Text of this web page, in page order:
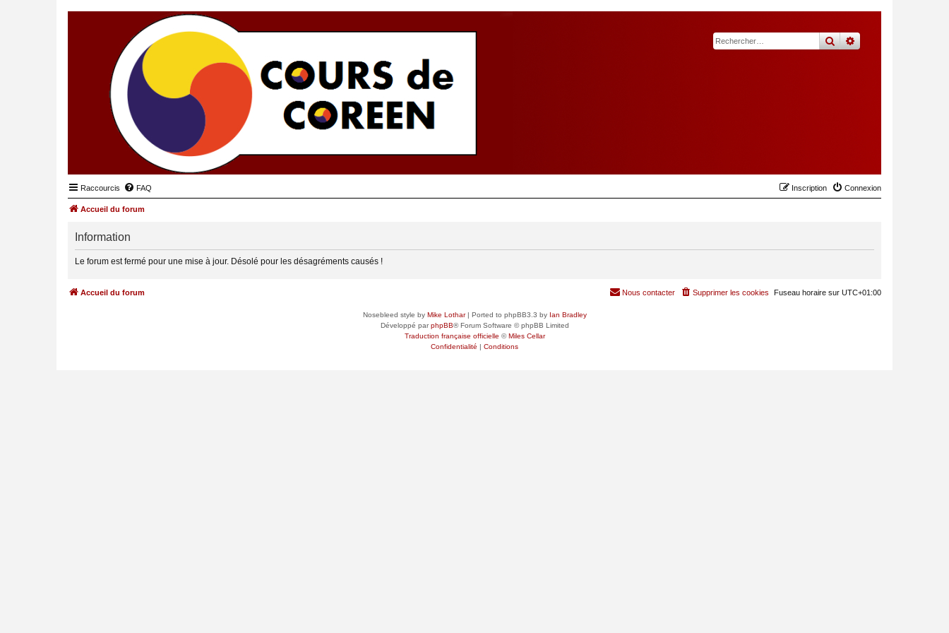
rechercher
recherche
Raccourcis FAQ Connexion
Inscription
Accueil du forum
Information
Le forum est fermé pour une mise à jour. Désolé pour les désagréments causés !
Accueil du forum Fuseau horaire sur UTC+01:00
Supprimer les cookies
Nous contacter
Nosebleed style by Mike Lothar| Ported to phpBB3.3 by Ian Bradley
Développé parphpBB® Forum Software © phpBB Limited
Traduction française officielle ©Miles Cellar
Confidentialité | Conditions